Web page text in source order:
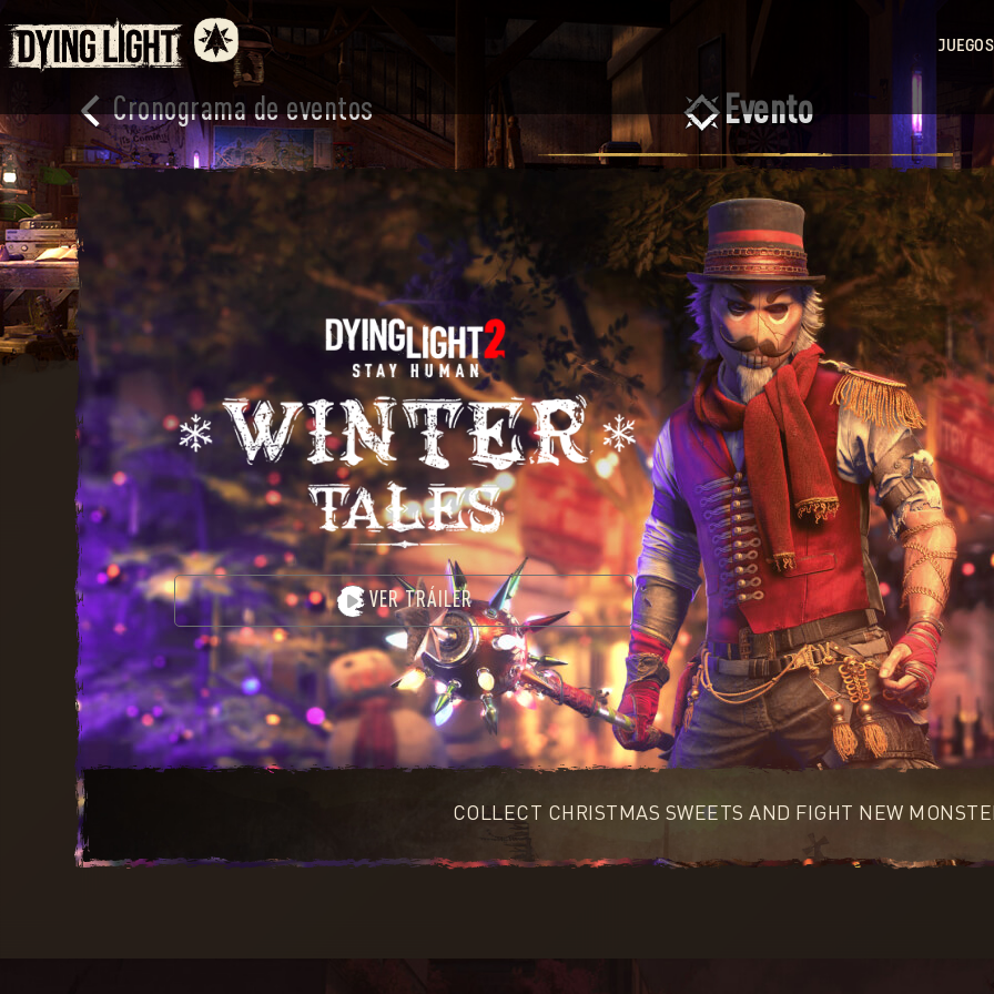
JUEGOS
Light
Light 2:
Stay
Human
Light:
Beast
Evento
Cronograma de eventos
VER TRÁILER
COLLECT CHRISTMAS SWEETS AND FIGHT NEW